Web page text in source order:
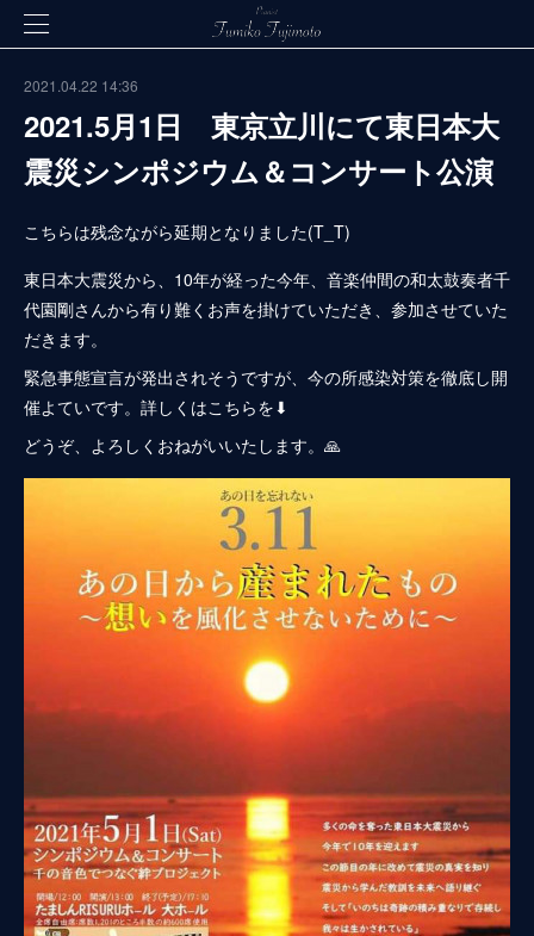
2021.04.22 14:36
2021.5月1日 東京立川にて東日本大
震災シンポジウム＆コンサート公演
こちらは残念ながら延期となりました(T_T)
東日本大震災から、10年が経った今年、音楽仲間の和太鼓奏者千
代園剛さんから有り難くお声を掛けていただき、参加させていた
だきます。
緊急事態宣言が発出されそうですが、今の所感染対策を徹底し開
催よていです。詳しくはこちらを⬇
どうぞ、よろしくおねがいいたします。🙏